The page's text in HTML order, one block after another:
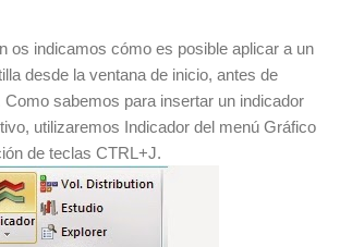
os indicamos cómo es posible aplicar a un
desde la ventana de inicio, antes de
Como sabemos para insertar un indicador
utilizaremos Indicador del menú Gráfico
de teclas CTRL+J.